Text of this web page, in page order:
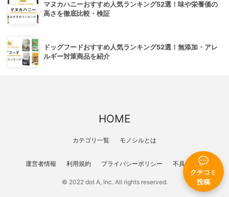
クチコミ
投稿
マヌカハニーおすすめ人気ランキング52選！味や栄養価の
高さを徹底比較・検証
ドッグフードおすすめ人気ランキング52選！無添加・アレ
ルギー対策商品を紹介
HOME
カテゴリ一覧 モノシルとは
運営者情報 利用規約 プライバシーポリシー 不具合報告
© 2022 dot A, Inc. All rights reserved.